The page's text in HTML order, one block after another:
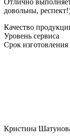
довольны,
Качество
Уровень сервиса
Срок изготовления
Кристина